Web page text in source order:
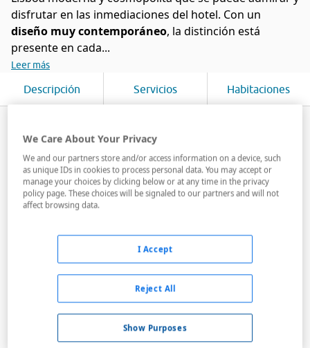
disfrutar en las inmediaciones del hotel. Con un
diseño muy contemporáneo, la distinción está
presente en cada...
Leer más
Descripción Servicios Habitaciones
Servicios del alojamiento
Actividades para niños,
American Express,Diners Club,JCB,
Visa
Bares,Campo de golf,Piscina interior,
Restaurantes, Sala de conferencias
Adaptado para discapacitados
Alquiler de coches,Gimnasio,Sauna,
We Care About Your Privacy
We and our partners store and/or access information on a device, such
as unique IDs in cookies to process personal data. You may accept or
manage your choices by clicking below or at any time in the privacy
policy page. These choices will be signaled to our partners and will not
affect browsing data.
Show Purposes
Reject All
I Accept